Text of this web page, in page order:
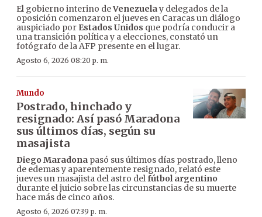
El gobierno interino deVenezuelay delegados de la
oposición comenzaron el jueves en Caracas un diálogo
auspiciado por Estados Unidos que podría conducir a
una transición política y a elecciones, constató un
fotógrafo de la AFP presente en el lugar.
Agosto 6, 2026 08:20 p. m.
Mundo
Postrado, hinchado y
resignado: Así pasó Maradona
sus últimos días, según su
masajista
Diego Maradona pasó sus últimos días postrado, lleno
de edemas y aparentemente resignado, relató este
jueves un masajista del astro delfútbol argentino
durante el juicio sobre las circunstancias de su muerte
hace más de cinco años.
Agosto 6, 2026 07:39 p. m.